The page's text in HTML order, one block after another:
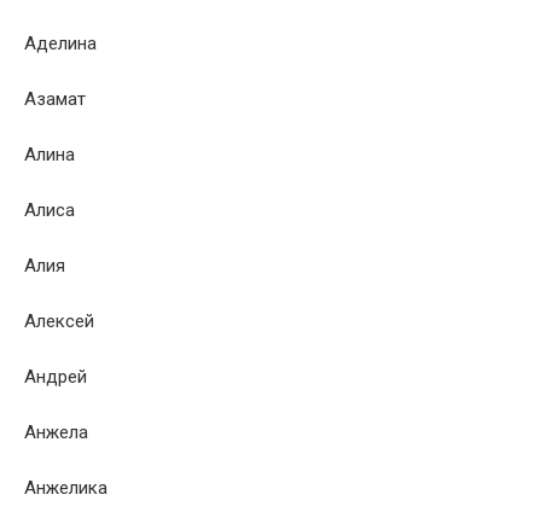
Аделина
Азамат
Алина
Алиса
Алия
Алексей
Андрей
Анжела
Анжелика